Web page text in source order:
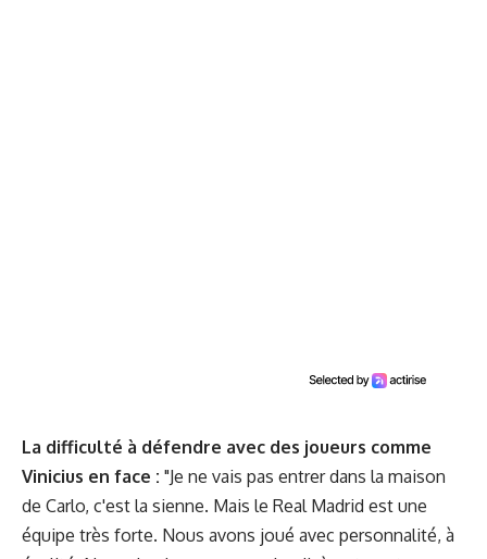
La difficulté à défendre avec des joueurs comme
Vinicius en face : "Je ne vais pas entrer dans la maison
de Carlo, c'est la sienne. Mais le Real Madrid est une
équipe très forte. Nous avons joué avec personnalité, à